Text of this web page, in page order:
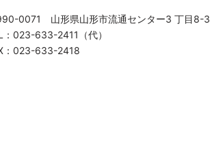
0071 山形県山形市流通センター3 丁目8-3
：023-633-2411（代）
：023-633-2418